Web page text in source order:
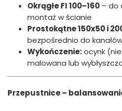
Okrągłe FI 100–160 – do
montaż w ścianie
Prostokątne 150x50 i
bezpośrednio do
Wykończenie:ocynk
malowana lub
Przepustnice –